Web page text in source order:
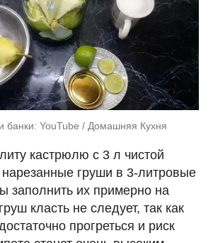
банки: YouTube / Домашняя Кухня
кастрюлю с 3 л чистой
груши в 3-литровые
заполнить их примерно на
класть не следует, так как
прогреться и риск